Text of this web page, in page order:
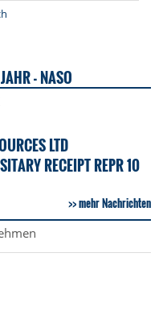
- NASO
LTD
RECEIPT REPR 10
mehr Nachrichten